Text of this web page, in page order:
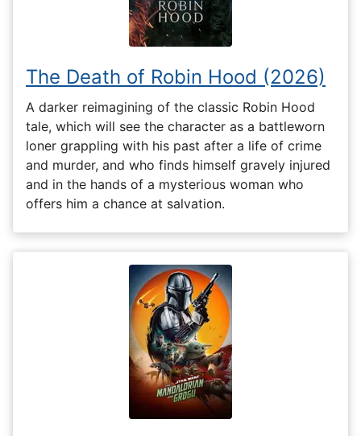
The Death of Robin Hood (2026)
A darker reimagining of the classic Robin Hood
tale, which will see the character as a battleworn
loner grappling with his past after a life of crime
and murder, and who finds himself gravely injured
and in the hands of a mysterious woman who
offers him a chance at salvation.